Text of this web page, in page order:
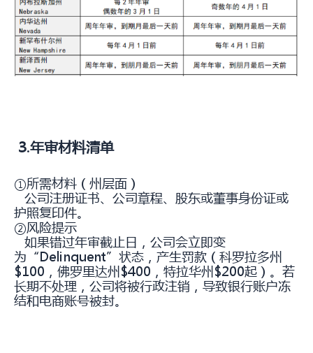
3.年审材料清单
①所需材料（州层面）
公司注册证书、公司章程、股东或董事身份证或
护照复印件。
②风险提示
如果错过年审截止日，公司会立即变
为“Delinquent”状态，产生罚款（科罗拉多州
$100，佛罗里达州$400，特拉华州$200起）。若
长期不处理，公司将被行政注销，导致银行账户冻
结和电商账号被封。